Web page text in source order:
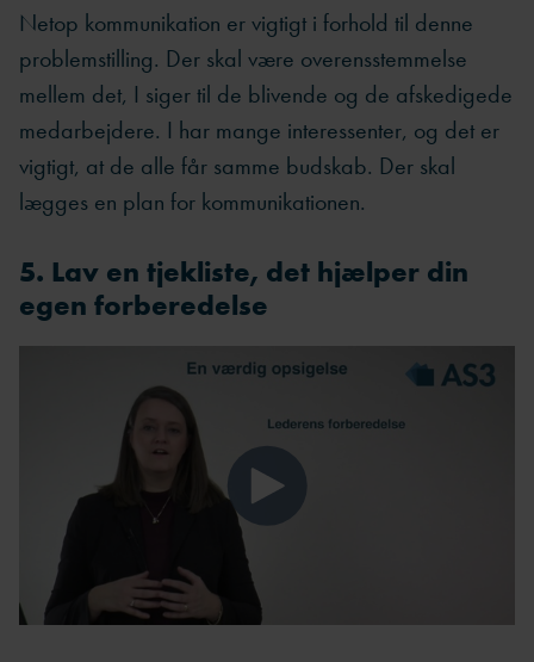
Netop kommunikation er vigtigt i forhold til denne
problemstilling. Der skal være overensstemmelse
mellem det, I siger til de blivende og de afskedigede
medarbejdere. I har mange interessenter, og det er
vigtigt, at de alle får samme budskab. Der skal
lægges en plan for kommunikationen.
5. Lav en tjekliste, det hjælper din
egen forberedelse